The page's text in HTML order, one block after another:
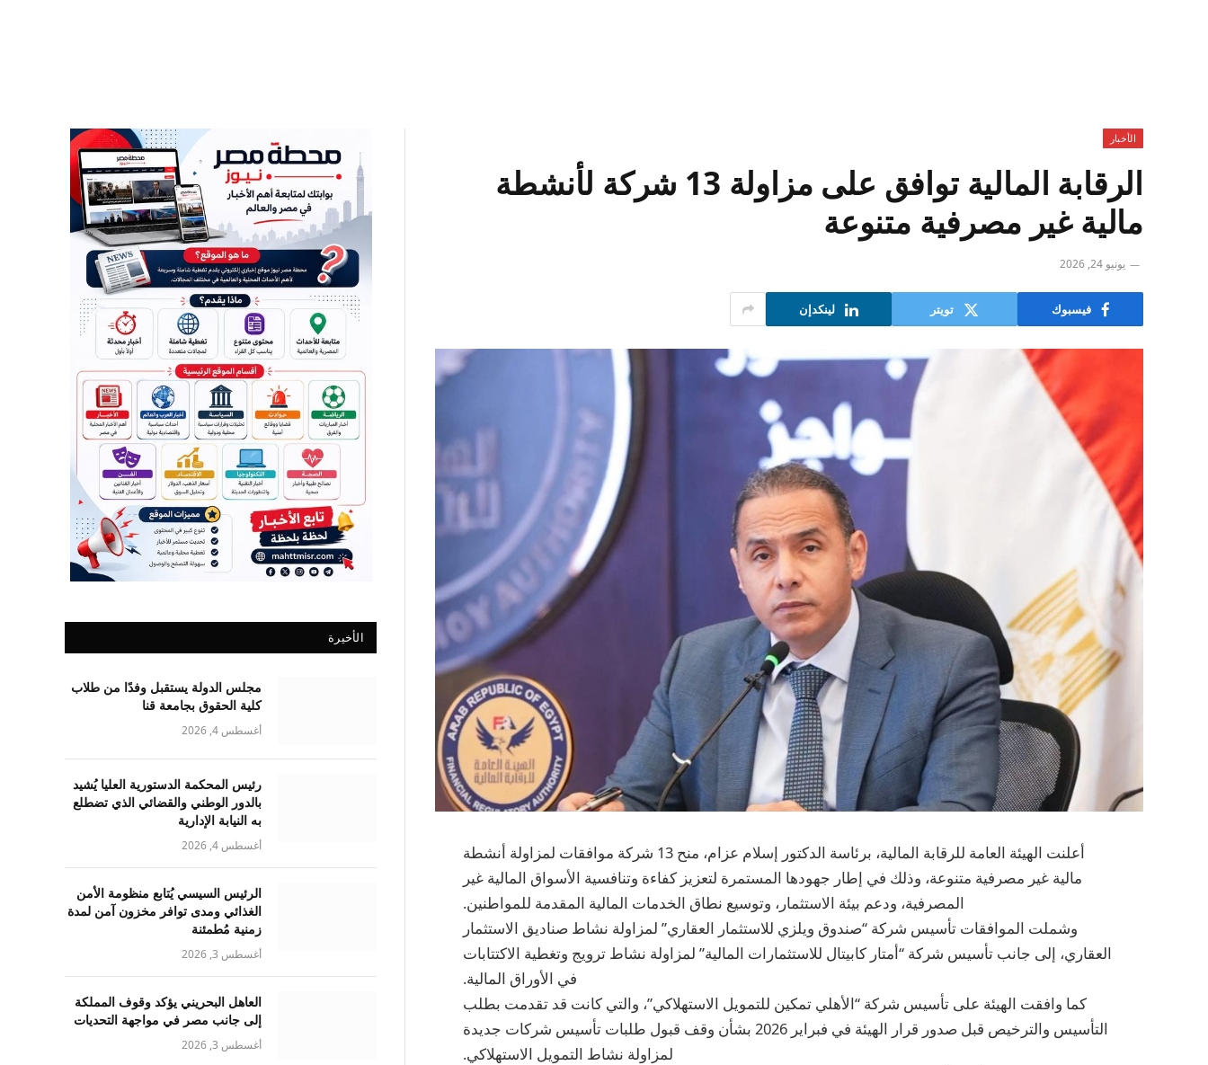
الأخبار
الرقابة المالية توافق على مزاولة 13 شركة لأنشطة
مالية غير مصرفية متنوعة
يونيو 24, 2026
فيسبوك تويتر لينكدإن
أعلنت الهيئة العامة للرقابة المالية، برئاسة الدكتور إسلام عزام، منح 13 شركة موافقات لمزاولة أنشطة
مالية غير مصرفية متنوعة، وذلك في إطار جهودها المستمرة لتعزيز كفاءة وتنافسية الأسواق المالية غير
المصرفية، ودعم بيئة الاستثمار، وتوسيع نطاق الخدمات المالية المقدمة للمواطنين.
وشملت الموافقات تأسيس شركة “صندوق ويلزي للاستثمار العقاري” لمزاولة نشاط صناديق الاستثمار
العقاري، إلى جانب تأسيس شركة “أمتار كابيتال للاستثمارات المالية” لمزاولة نشاط ترويج وتغطية الاكتتابات
في الأوراق المالية.
كما وافقت الهيئة على تأسيس شركة “الأهلي تمكين للتمويل الاستهلاكي”، والتي كانت قد تقدمت بطلب
التأسيس والترخيص قبل صدور قرار الهيئة في فبراير 2026 بشأن وقف قبول طلبات تأسيس شركات جديدة
لمزاولة نشاط التمويل الاستهلاكي.
الأخيرة
مجلس الدولة يستقبل وفدًا من طلاب
كلية الحقوق بجامعة قنا
أغسطس 4, 2026
رئيس المحكمة الدستورية العليا يُشيد
بالدور الوطني والقضائي الذي تضطلع
به النيابة الإدارية
أغسطس 4, 2026
الرئيس السيسي يُتابع منظومة الأمن
الغذائي ومدى توافر مخزون آمن لمدة
زمنية مُطمئنة
أغسطس 3, 2026
العاهل البحريني يؤكد وقوف المملكة
إلى جانب مصر في مواجهة التحديات
أغسطس 3, 2026